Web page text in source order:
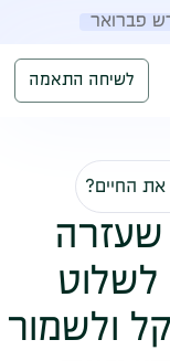
פברואר
לשיחה התאמה
את החיים?
שעזרה
לשלוט
ולשמור